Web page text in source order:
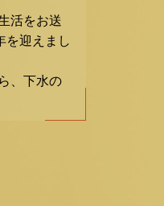
活をお送
を迎えまし
、下水の